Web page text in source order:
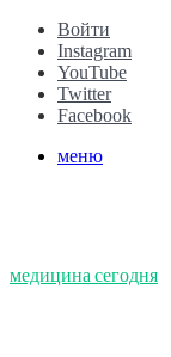
Войти
Instagram
YouTube
Twitter
Facebook
меню
медицина сегодня